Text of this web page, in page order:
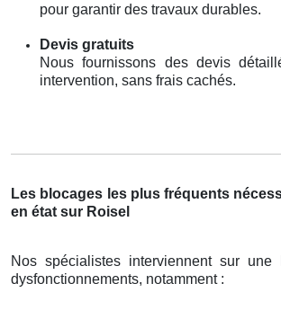
pour garantir des travaux durables.
Devis gratuits
Nous fournissons des devis
intervention, sans frais cachés.
Les blocages les plus fréquents
en état sur Roisel
Nos spécialistes interviennent sur une
dysfonctionnements, notamment :